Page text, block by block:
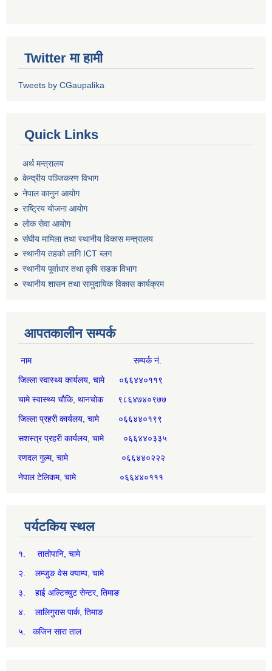
Twitter मा हामी
Tweets by CGaupalika
Quick Links
अर्थ मन्त्रालय
केन्द्रीय पञ्जिकरण विभाग
नेपाल कानुन आयोग
राष्ट्रिय योजना आयोग
लोक सेवा आयोग
संघीय मामिला तथा स्थानीय विकास मन्त्रालय
स्थानीय तहको लागि ICT ब्लग
स्थानीय पूर्वाधार तथा कृषि सडक विभाग
स्थानीय शासन तथा सामुदायिक विकास कार्यक्रम
आपतकालीन सम्पर्क
नाम सम्पर्क नं.
जिल्ला स्वास्थ्य कार्यलय, चामे ०६६४४०११९
चामे स्वास्थ्य चौकि, थानचोक ९८६४७४०९७७
जिल्ला प्रहरी कार्यलय, चामे ०६६४४०१९९
सशस्त्र प्रहरी कार्यलय, चामे ०६६४४०३३५
रणदल गुल्म, चामे ०६६४४०२२२
नेपाल टेलिकम, चामे ०६६४४०१११
पर्यटकिय स्थल
१. तातोपानि, चामे
२. लम्जुङ वेस क्याम्प, चामे
३. हाई अल्टिच्युट सेन्टर, तिमाङ
४. लालिगुरास पार्क, तिमाङ
५. कजिन सारा ताल